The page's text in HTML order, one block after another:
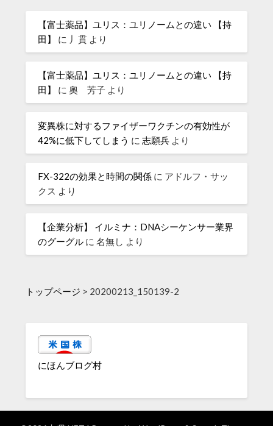
【富士薬品】ユリス：ユリノームとの違い 【持
田】
に 丿貫 より
【富士薬品】ユリス：ユリノームとの違い 【持
田】
に奧 芳子 より
変異株に対するファイザーワクチンの有効性が
42%に低下してしまう に志願兵 より
FX-322の効果と時間の関係 に アドルフ・サッ
クス より
【企業分析】 イルミナ：DNAシーケンサー業界
のグーグル に名無し より
トップページ > 20200213_150139-2
にほんブログ村